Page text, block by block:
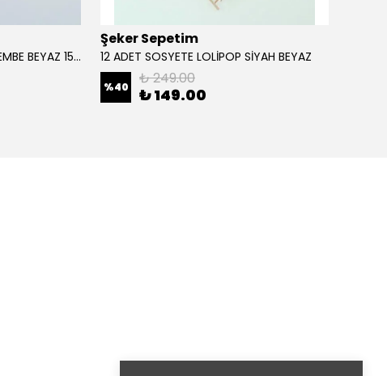
1 ADET SOSYETE LOLİPOP PEMBE BEYAZ 150 GR
Şeker Sepetim
12 ADET SOSYETE LOLİPOP SİYAH BEYAZ
%40 ₺ 249.00
₺ 149.00